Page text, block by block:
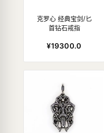
克罗心 经典宝剑/匕
首钻石戒指
¥19300.0